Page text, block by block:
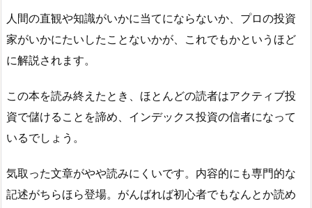
人間の直観や知識がいかに当てにならないか、プロの投資
家がいかにたいしたことないかが、これでもかというほど
に解説されます。
この本を読み終えたとき、ほとんどの読者はアクティブ投
資で儲けることを諦め、インデックス投資の信者になって
いるでしょう。
気取った文章がやや読みにくいです。内容的にも専門的な
記述がちらほら登場。がんばれば初心者でもなんとか読め